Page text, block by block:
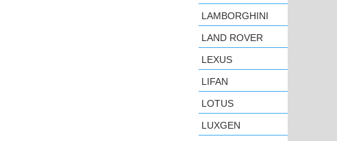
LAMBORGHINI
LAND ROVER
LEXUS
LIFAN
LOTUS
LUXGEN